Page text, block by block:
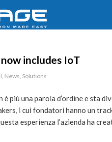
includes IoT
, News, Solutions
è più una parola d’ordine e sta
i cui fondatori hanno un
esperienza l’azienda ha